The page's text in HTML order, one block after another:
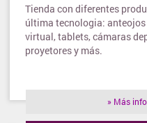
Tienda con diferentes
última tecnologia: anteojos
virtual, tablets, cámaras
proyetores y más.
» Más info